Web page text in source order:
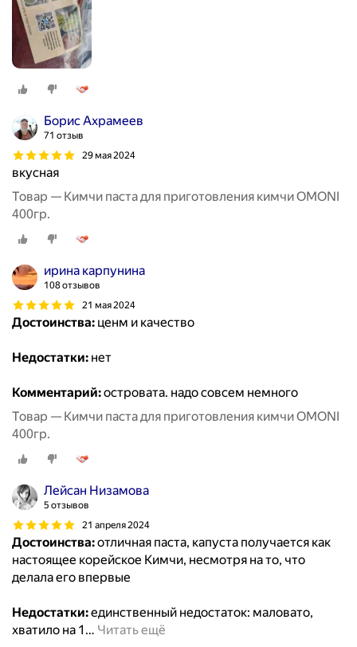
Борис Ахрамеев
71 отзыв
29 мая 2024
вкусная
Товар — Кимчи паста для приготовления кимчи OMONI
400гр.
ирина карпунина
108 отзывов
21 мая 2024
Достоинства: ценм и качество
Недостатки: нет
Комментарий:островата. надо совсем немного
Товар — Кимчи паста для приготовления кимчи OMONI
400гр.
Лейсан Низамова
5 отзывов
21 апреля 2024
Достоинства:отличная паста, капуста получается как
настоящее корейское Кимчи, несмотря на то, что
делала его впервые
Недостатки:единственный недостаток: маловато,
хватило на 1 … Читать ещё